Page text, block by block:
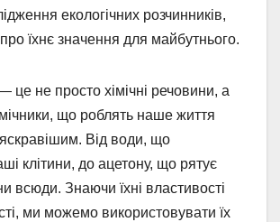
екологічних розчинників,
їхнє значення для майбутнього.
це не просто хімічні речовини, а
що роблять наше життя
Від води, що
клітини, до ацетону, що рятує
всюди. Знаючи їхні властивості
ми можемо використовувати їх